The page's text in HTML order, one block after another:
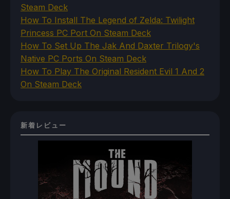
Steam Deck
How To Install The Legend of Zelda: Twilight
Princess PC Port On Steam Deck
How To Set Up The Jak And Daxter Trilogy's
Native PC Ports On Steam Deck
How To Play The Original Resident Evil 1 And 2
On Steam Deck
新着レビュー